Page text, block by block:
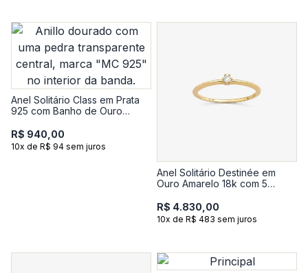
Anel Solitário Class em Prata
925 com Banho de Ouro
R$ 940,00
10x de R$ 94 sem juros
Anel Solitário Destinée em
Ouro Amarelo 18k com 5
R$ 4.830,00
10x de R$ 483 sem juros